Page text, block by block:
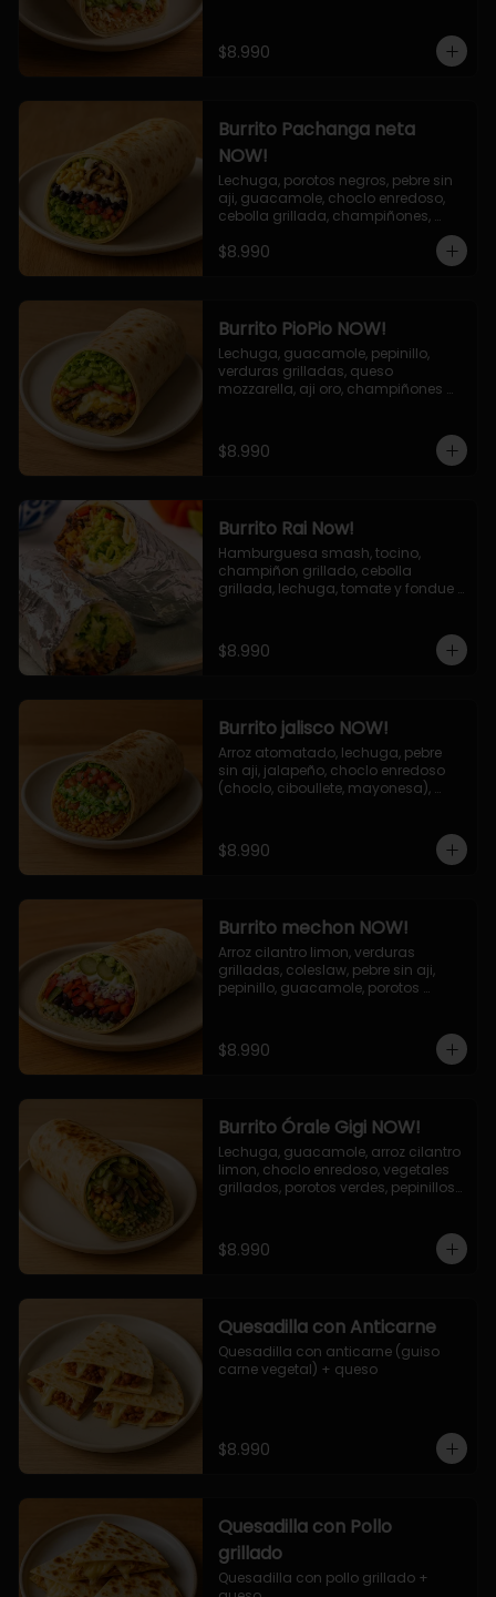
$8.990
Burrito Pachanga neta
NOW!
Lechuga, porotos negros, pebre sin
aji, guacamole, choclo enredoso,
cebolla grillada, champiñones,
$8.990
Burrito PioPio NOW!
Lechuga, guacamole, pepinillo,
verduras grilladas, queso
mozzarella, aji oro, champiñones
$8.990
Burrito Rai Now!
Hamburguesa smash, tocino,
champiñon grillado, cebolla
grillada, lechuga, tomate y fondue
$8.990
Burrito jalisco NOW!
Arroz atomatado, lechuga, pebre
sin aji, jalapeño, choclo enredoso
(choclo, ciboullete, mayonesa),
$8.990
Burrito mechon NOW!
Arroz cilantro limon, verduras
grilladas, coleslaw, pebre sin aji,
pepinillo, guacamole, porotos
$8.990
Burrito Órale Gigi NOW!
Lechuga, guacamole, arroz cilantro
limon, choclo enredoso, vegetales
grillados, porotos verdes, pepinillos
$8.990
Quesadilla con Anticarne
Quesadilla con anticarne (guiso
carne vegetal) + queso
$8.990
Quesadilla con Pollo
grillado
Quesadilla con pollo grillado +